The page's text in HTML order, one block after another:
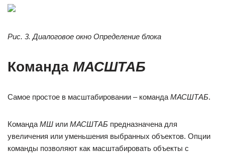
Рис. 3. Диалоговое окно Определение блока
Команда МАСШТАБ
Самое простое в масштабировании – команда МАСШТАБ.
Команда МШ или МАСШТАБ предназначена для
увеличения или уменьшения выбранных объектов. Опции
команды позволяют как масштабировать объекты с